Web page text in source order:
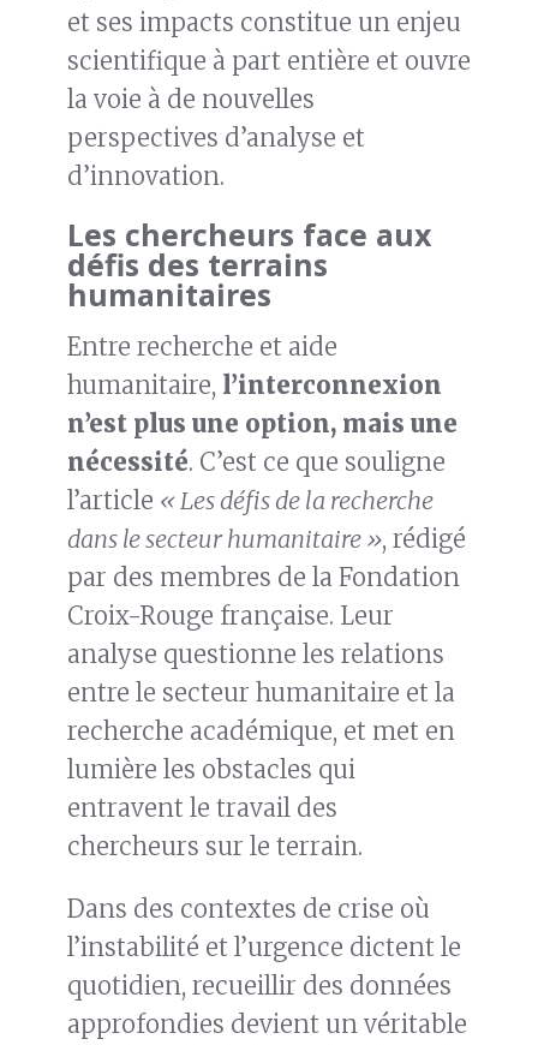
et ses impacts constitue un enjeu
scientifique à part entière et ouvre
la voie à de nouvelles
perspectives d’analyse et
d’innovation.
Les chercheurs face aux
défis des terrains
humanitaires
Entre recherche et aide
humanitaire, l’interconnexion
n’est plus une option, mais une
nécessité. C’est ce que souligne
l’article « Les défis de la recherche
dans le secteur humanitaire », rédigé
par des membres de la Fondation
Croix-Rouge française. Leur
analyse questionne les relations
entre le secteur humanitaire et la
recherche académique, et met en
lumière les obstacles qui
entravent le travail des
chercheurs sur le terrain.
Dans des contextes de crise où
l’instabilité et l’urgence dictent le
quotidien, recueillir des données
approfondies devient un véritable